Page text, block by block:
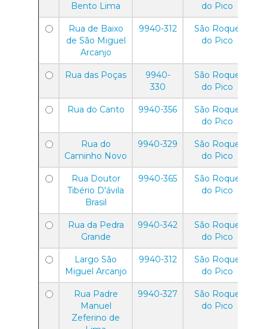
Bento Lima
do Pico
Rua de Baixo
de São Miguel
Arcanjo
9940-312
São Roque
do Pico
Rua das Poças
9940-
330
São Roque
do Pico
Rua do Canto 9940-356
São Roque
do Pico
Rua do
Caminho Novo
9940-329
São Roque
do Pico
Rua Doutor
Tibério D'ávila
Brasil
9940-365
São Roque
do Pico
Rua da Pedra
Grande
9940-342
São Roque
do Pico
Largo São
Miguel Arcanjo
9940-312
São Roque
do Pico
Rua Padre
Manuel
Zeferino de
9940-327
São Roque
do Pico